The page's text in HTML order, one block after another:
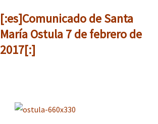
[:es]Comunicado de Santa
María Ostula 7 de febrero de
2017[:]